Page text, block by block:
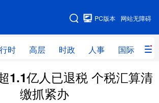
网站无障碍
PC版本
时 高层 时政 人事 国际 财
网站地图
高层 时政 人事
财经 网评
1.1亿人已退税 个税汇算清
缴抓紧办